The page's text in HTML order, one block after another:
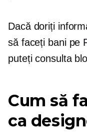
Dacă doriți
să faceți bani pe
puteți consulta
Cum să
ca